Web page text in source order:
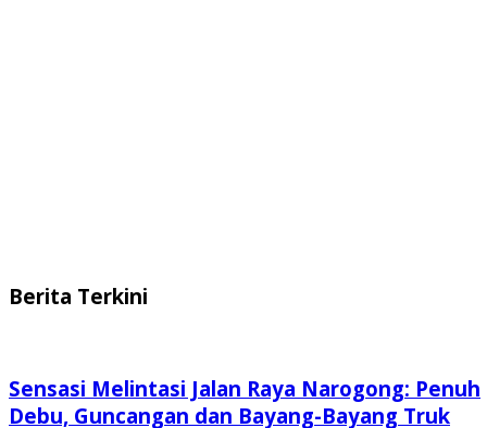
Berita Terkini
Sensasi Melintasi Jalan Raya Narogong: Penuh
Debu, Guncangan dan Bayang-Bayang Truk